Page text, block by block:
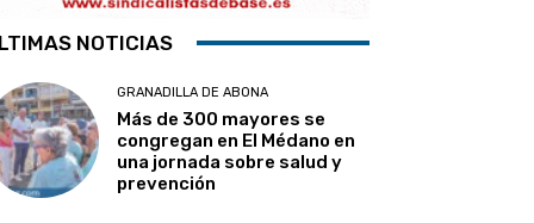
NOTICIAS
GRANADILLA DE ABONA
Más de 300 mayores se
congregan en El Médano en
una jornada sobre salud y
prevención